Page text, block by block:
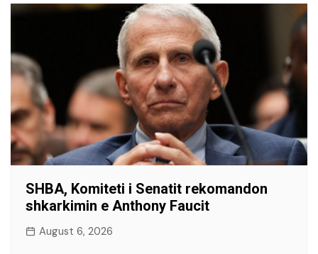
SHBA, Komiteti i Senatit rekomandon
shkarkimin e Anthony Faucit
August 6, 2026